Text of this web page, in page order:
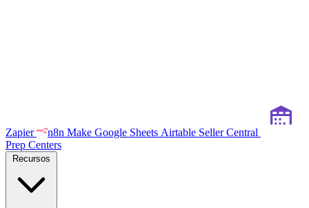
Zapier n8n Make Google Sheets Airtable Seller Central
Prep Centers